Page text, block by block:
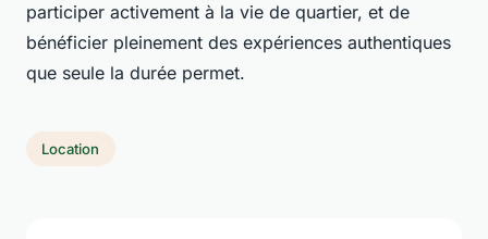
participer activement à la vie de quartier, et de
bénéficier pleinement des expériences authentiques
que seule la durée permet.
Location